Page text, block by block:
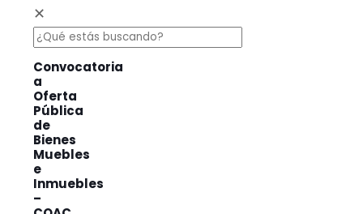
✕
Convocatoria
a
Oferta
Pública
de
Bienes
Muebles
e
Inmuebles
–